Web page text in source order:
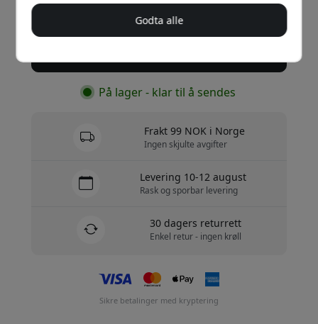
149 NOK
På lager - klar til å sendes
Frakt 99 NOK i Norge
Ingen skjulte avgifter
Levering 10-12 august
Rask og sporbar levering
30 dagers returrett
Enkel retur - ingen krøll
Sikre betalinger med kryptering
Godta alle